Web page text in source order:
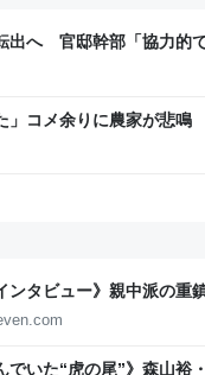
出へ 官邸幹部「協力的
」コメ余りに農家が悲
「今年でやめる」農家
ンタビュー》親中派の重
中国問題」 関係打開の
でいた“虎の尾”》森山裕